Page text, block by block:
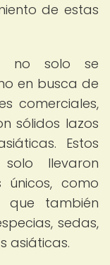
de estas
no solo se
en busca de
comerciales,
sólidos lazos
Estos
llevaron
únicos, como
que también
sedas,
asiáticas.